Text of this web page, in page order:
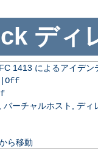
ディ
1413 によるアイデ
バーチャルホスト, ディ
ら移動